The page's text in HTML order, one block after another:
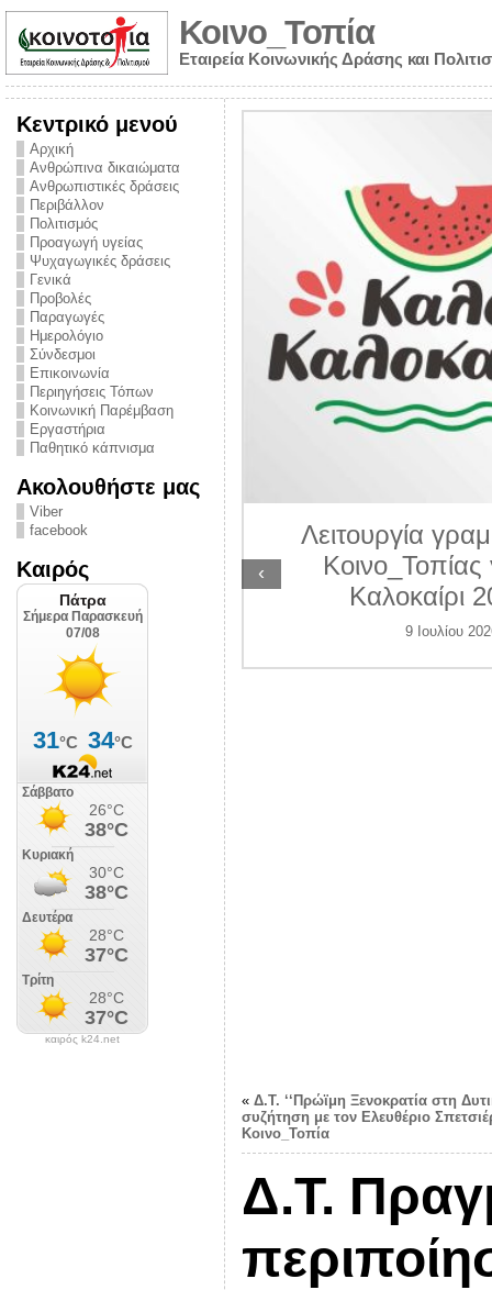
Κοινο_Τοπία
Εταιρεία Κοινωνικής Δράσης και
Κεντρικό μενού
Αρχική
Ανθρώπινα δικαιώματα
Ανθρωπιστικές δράσεις
Περιβάλλον
Πολιτισμός
Προαγωγή υγείας
Ψυχαγωγικές δράσεις
Γενικά
Προβολές
Παραγωγές
Ημερολόγιο
Σύνδεσμοι
Επικοινωνία
Περιηγήσεις Τόπων
Κοινωνική Παρέμβαση
Εργαστήρια
Παθητικό κάπνισμα
Ακολουθήστε μας
Viber
facebook
Καιρός
καιρός k24.net
από την
την ημέρα
και
στο
2026
Λειτουργία
Κοινο_Τοπίας
Καλοκαίρι
9 Ιουλίου
‹
« Δ.Τ. ‘‘Πρώϊμη Ξενοκρατία στη
συζήτηση με τον Ελευθέριο
Κοινο_Τοπία
Δ.Τ.